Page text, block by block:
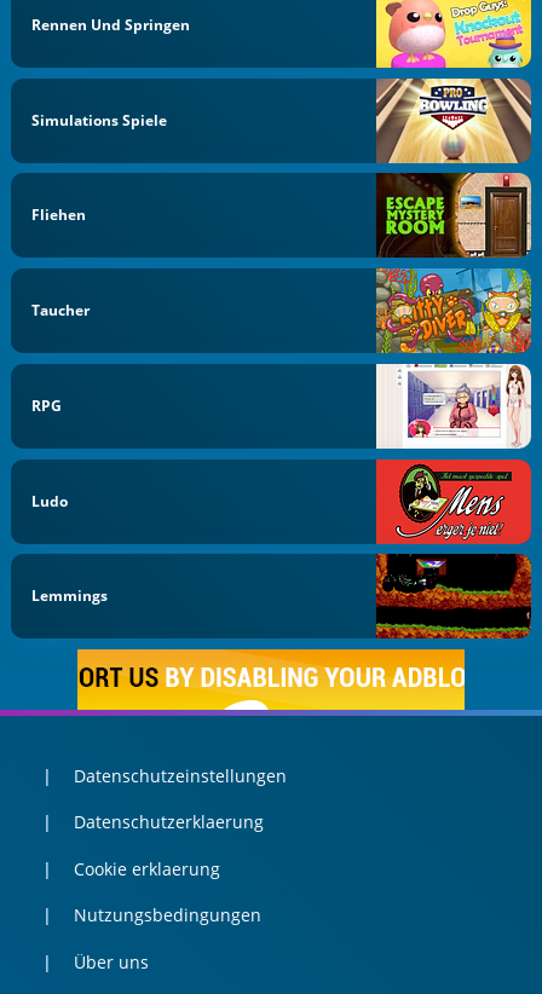
Rennen Und Springen
Simulations Spiele
Fliehen
Taucher
RPG
Ludo
Lemmings
Datenschutzeinstellungen
Datenschutzerklaerung
Cookie erklaerung
Nutzungsbedingungen
Über uns